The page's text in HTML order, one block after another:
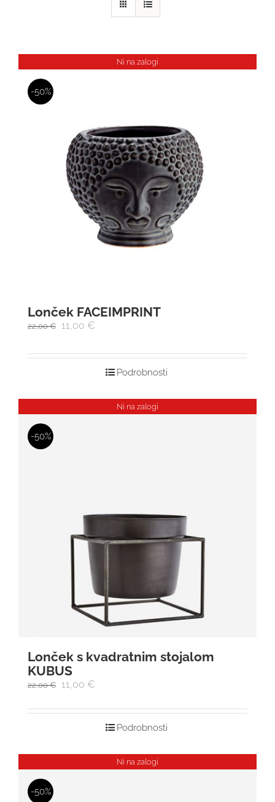
Ni na zalogi
-50%
Lonček FACEIMPRINT
22,00€ 11,00 €
Podrobnosti
Ni na zalogi
-50%
Lonček s kvadratnim stojalom
KUBUS
22,00€ 11,00 €
Podrobnosti
Ni na zalogi
-50%